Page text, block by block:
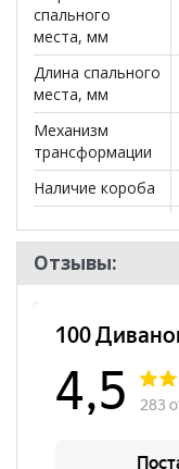
спального
места, мм
Длина спального
места, мм
Механизм
трансформации
Наличие короба
Стиль
Отзывы: